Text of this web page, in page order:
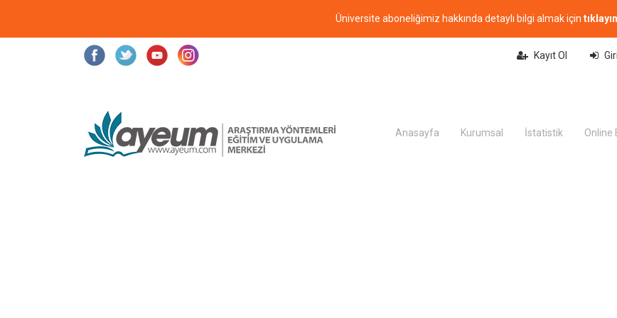
Üniversite aboneliğimiz hakkında detaylı bilgi almak için
Kayıt Ol
Anasayfa Kurumsal İstatistik Online